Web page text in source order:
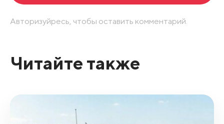
Авторизуйресь, чтобы оставить комментарий.
Читайте также